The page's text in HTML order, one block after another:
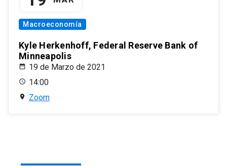
Macroeconomía
Kyle Herkenhoff, Federal Reserve Bank of
Minneapolis
19 de Marzo de 2021
14:00
Zoom